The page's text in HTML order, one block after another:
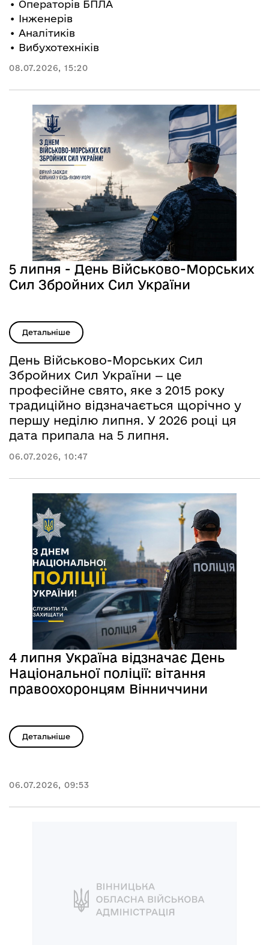
• Операторів БПЛА
• Інженерів
• Аналітиків
• Вибухотехніків
08.07.2026, 15:20
5 липня - День Військово-Морських
Сил Збройних Сил України
Детальніше
День Військово-Морських Сил
Збройних Сил України — це
професійне свято, яке з 2015 року
традиційно відзначається щорічно у
першу неділю липня. У 2026 році ця
дата припала на 5 липня.
06.07.2026, 10:47
4 липня Україна відзначає День
Національної поліції: вітання
правоохоронцям Вінниччини
Детальніше
06.07.2026, 09:53